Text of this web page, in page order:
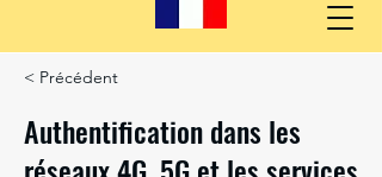
< Précédent
Authentification dans les